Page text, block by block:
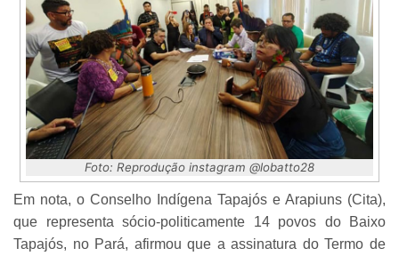
Foto: Reprodução instagram @lobatto28
Em nota, o Conselho Indígena Tapajós e Arapiuns (Cita),
que representa sócio-politicamente 14 povos do Baixo
Tapajós, no Pará, afirmou que a assinatura do Termo de